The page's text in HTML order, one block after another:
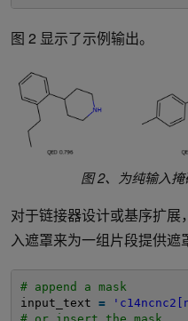
图 2 显示了示例输出。
图 2、为纯输入
对于链接器设计或基序扩
入遮罩来为一组片段提供遮
# append a mask
input_text =